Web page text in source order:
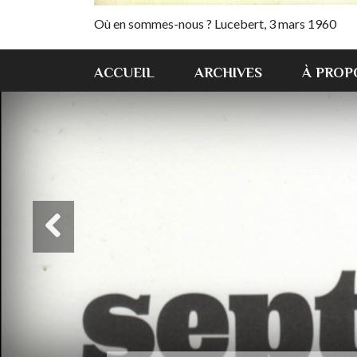
Où en sommes-nous ? Lucebert, 3 mars 1960
ACCUEIL ARCHIVES À